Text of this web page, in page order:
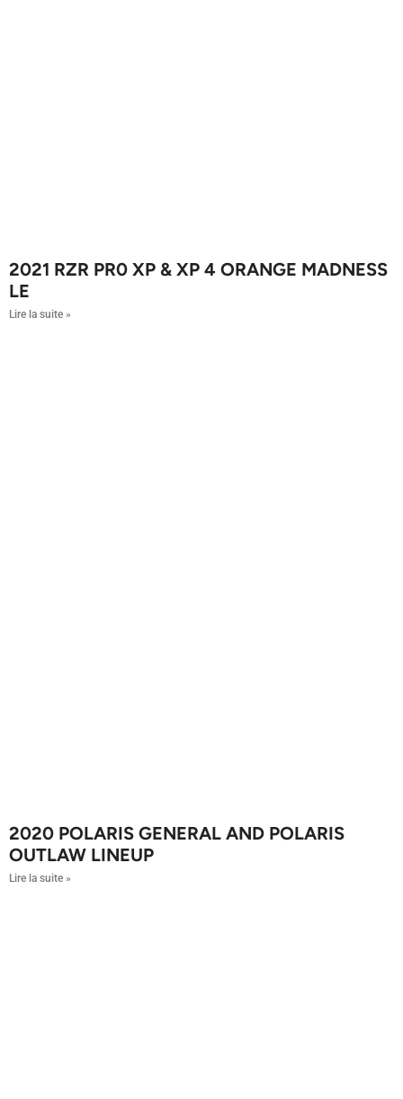
2021 RZR PR0 XP & XP 4 ORANGE MADNESS
LE
Lire la suite »
2020 POLARIS GENERAL AND POLARIS
OUTLAW LINEUP
Lire la suite »